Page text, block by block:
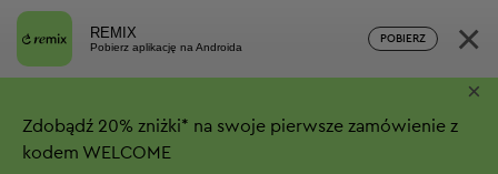
REMIX
Pobierz aplikację na Androida
POBIERZ ×
Zdobądź 20% zniżki* na swoje pierwsze zamówienie z
kodem WELCOME
×